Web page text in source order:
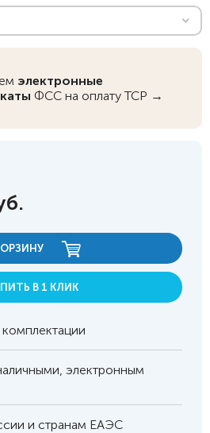
электронные
ФСС на оплату ТСР →
В 1 КЛИК
электронным
и странам ЕАЭС